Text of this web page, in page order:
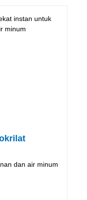
dan air minum